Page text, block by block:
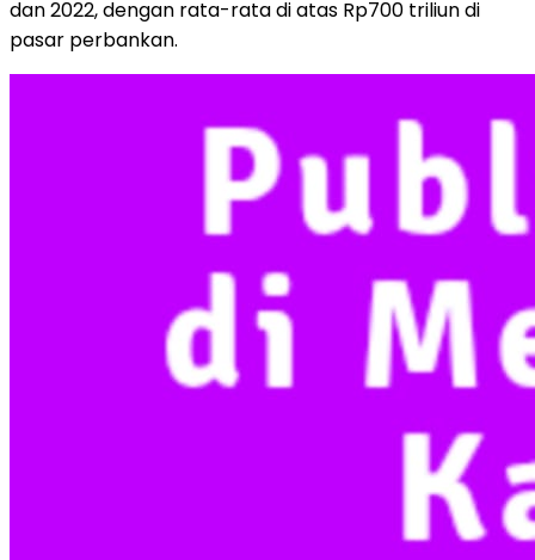
dan 2022, dengan rata-rata di atas Rp700 triliun di
pasar perbankan.